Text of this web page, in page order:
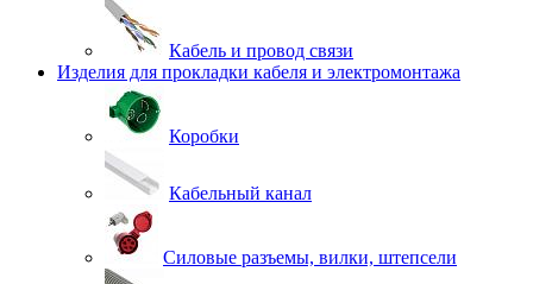
Кабель и провод связи
Изделия для прокладки кабеля и электромонтажа
Коробки
Кабельный канал
Силовые разъемы, вилки, штепсели